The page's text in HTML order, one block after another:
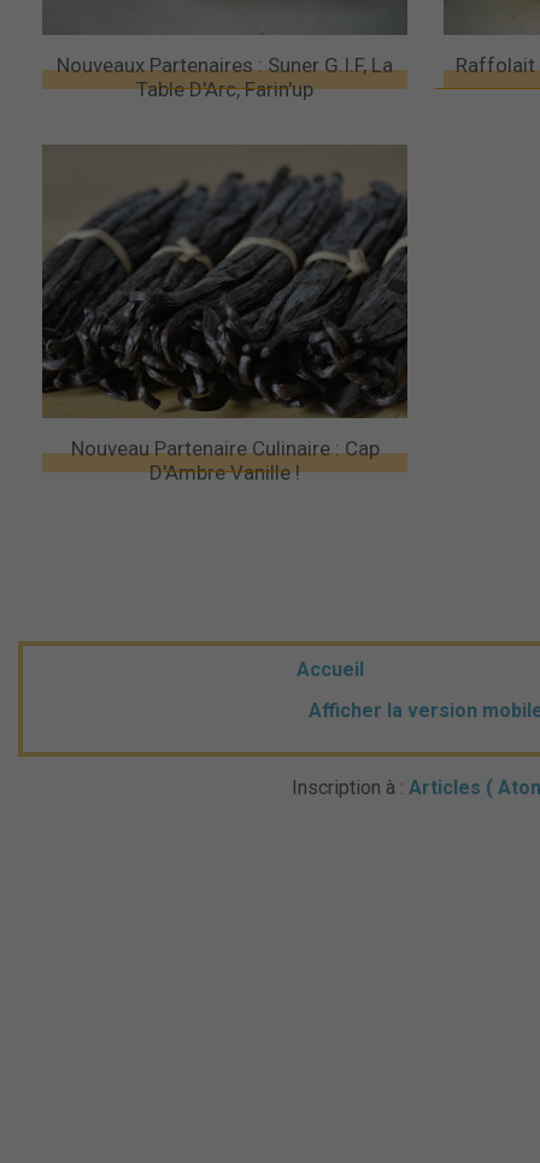
Nouveaux Partenaires : Suner G.I.F, La
Table D'Arc, Farin'up
Raffolait
Nouveau Partenaire Culinaire : Cap
D'Ambre Vanille !
Accueil
Afficher la version
Inscription à :Articles (